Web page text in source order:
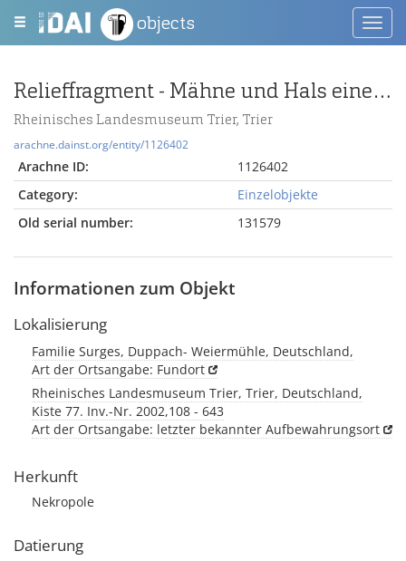
objects
Relieffragment - Mähne und Hals eines Greifen
Rheinisches Landesmuseum Trier, Trier
arachne.dainst.org/entity/1126402
Arachne ID:
1126402
Category:
Einzelobjekte
Old serial number:
131579
Informationen zum Objekt
Lokalisierung
Familie Surges, Duppach- Weiermühle, Deutschland,
Art der Ortsangabe: Fundort
Rheinisches Landesmuseum Trier, Trier, Deutschland,
Kiste 77. Inv.-Nr. 2002,108 - 643
Art der Ortsangabe: letzter bekannter Aufbewahrungsort
Herkunft
Nekropole
Datierung